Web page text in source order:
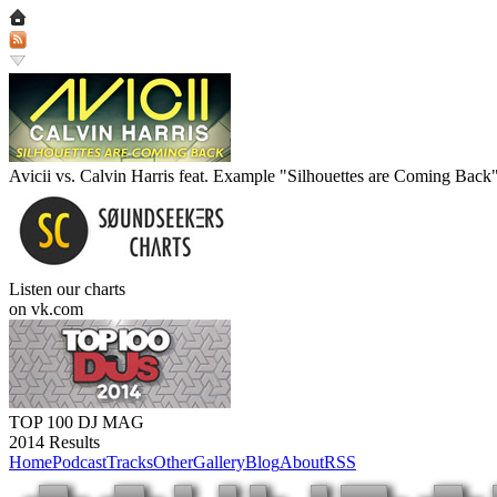
Avicii vs. Calvin Harris feat. Example "Silhouettes are Coming
Listen our charts
on vk.com
TOP 100 DJ MAG
2014 Results
HomePodcastTracksOtherGalleryBlogAboutRSS